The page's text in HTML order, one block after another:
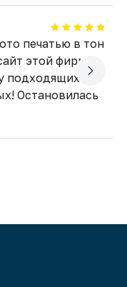
печатью в тон
этой фирмы,
подходящих
Остановилась
помог